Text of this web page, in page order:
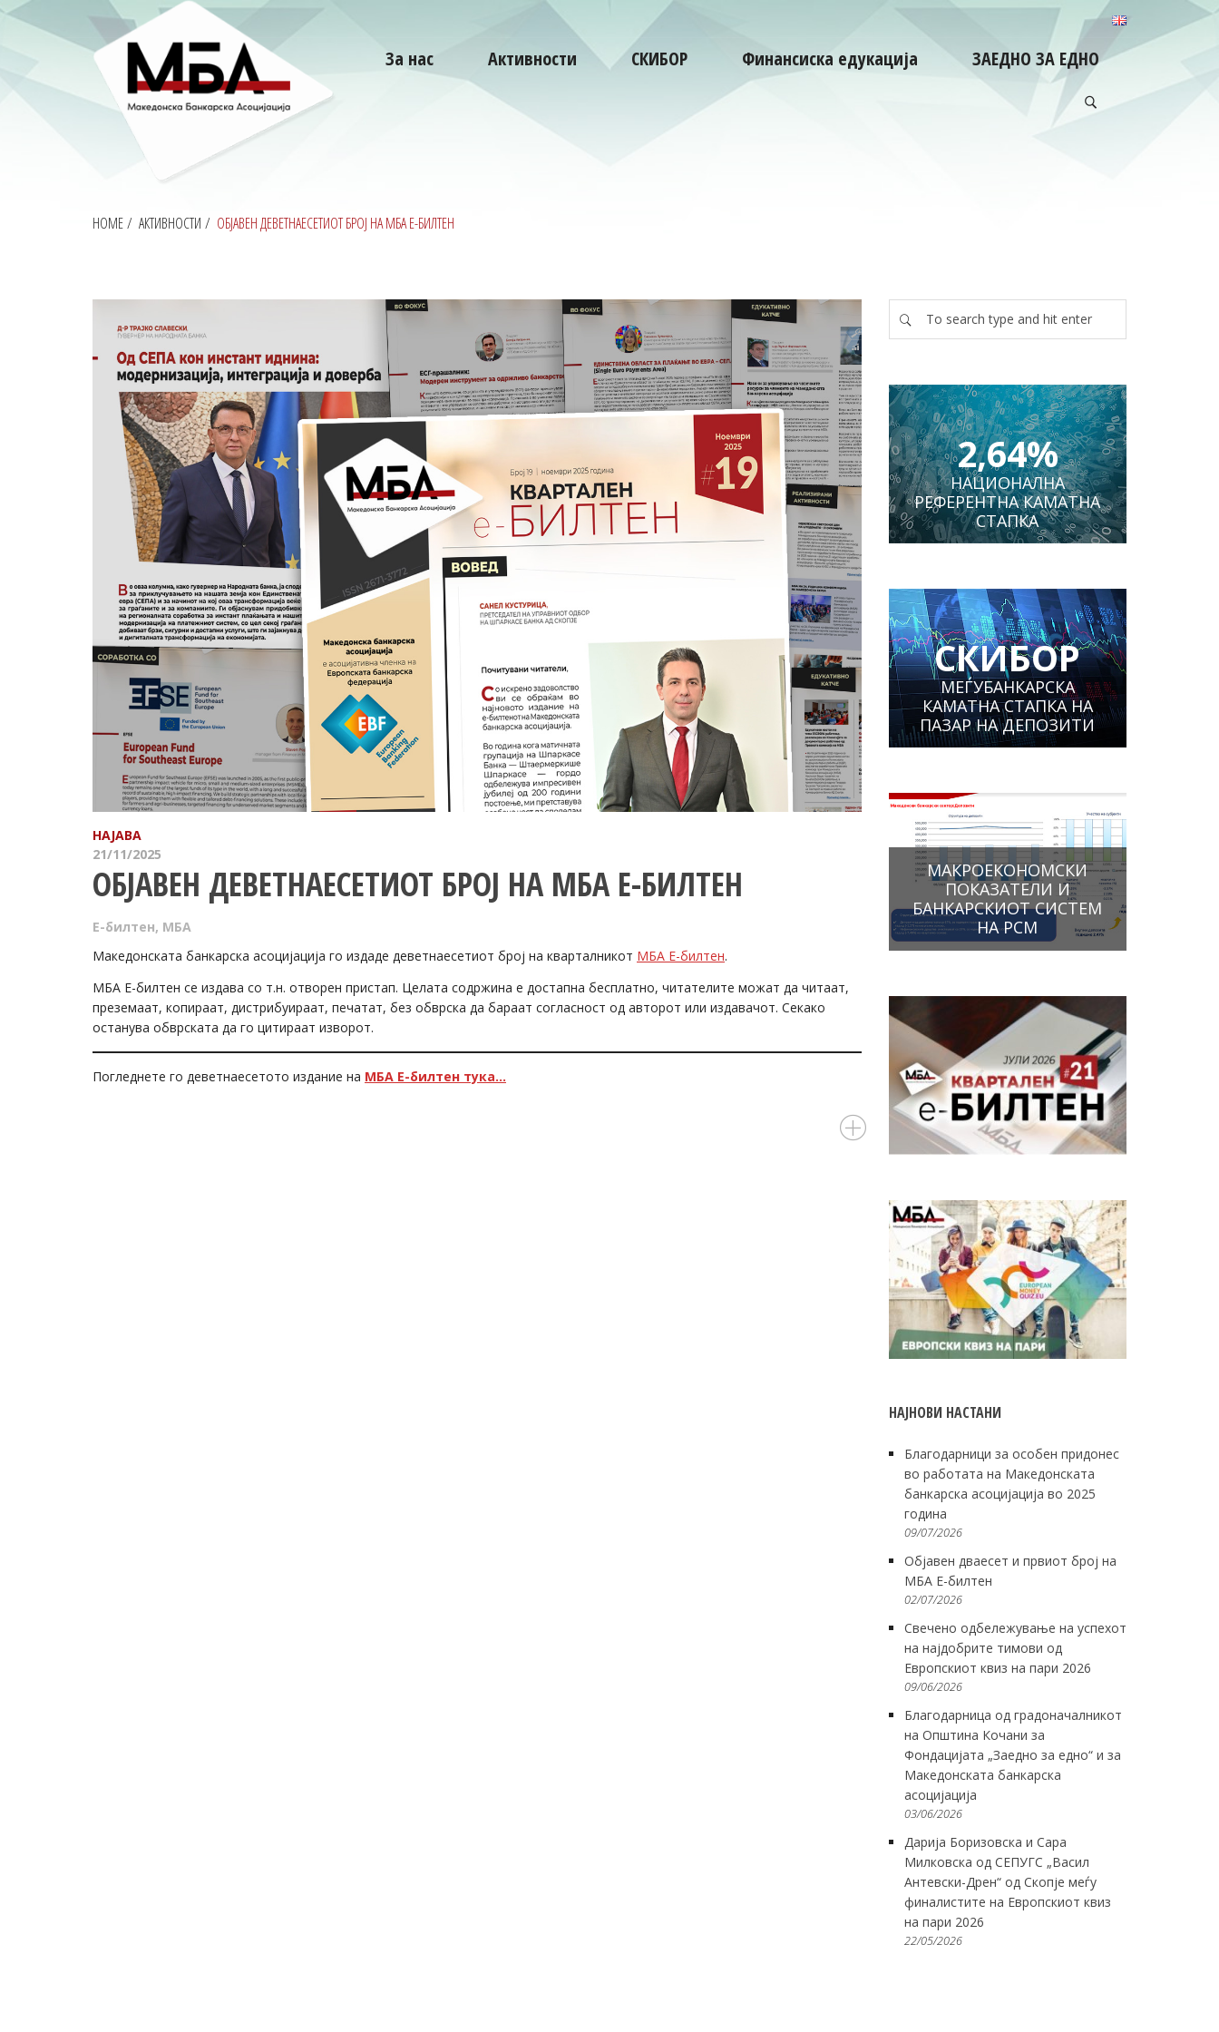
За нас Активности СКИБОР Финансиска едукација ЗАЕДНО ЗА ЕДНО
HOME/ АКТИВНОСТИ / ОБЈАВЕН ДЕВЕТНАЕСЕТИОТ БРОЈ НА МБА Е-БИЛТЕН
НАЈАВА
21/11/2025
ОБЈАВЕН ДЕВЕТНАЕСЕТИОТ БРОЈ НА МБА Е-БИЛТЕН
Е-билтен, МБА
Македонската банкарска асоцијација го издаде деветнаесетиот број на кварталникот МБА Е-билтен.
МБА Е-билтен се издава со т.н. отворен пристап. Целата содржина е достапна бесплатно, читателите можат да читаат,
преземаат, копираат, дистрибуираат, печатат, без обврска да бараат согласност од авторот или издавачот. Секако
останува обврската да го цитираат изворот.
Погледнете го деветнаесетото издание на МБА Е-билтен тука…
2,64%
НАЦИОНАЛНА
РЕФЕРЕНТНА КАМАТНА
СТАПКА
СКИБОР
МЕЃУБАНКАРСКА
КАМАТНА СТАПКА НА
ПАЗАР НА ДЕПОЗИТИ
МАКРОЕКОНОМСКИ
ПОКАЗАТЕЛИ И
БАНКАРСКИОТ СИСТЕМ
НА РСМ
НАЈНОВИ НАСТАНИ
Благодарници за особен придонес
во работата на Македонската
банкарска асоцијација во 2025
година
09/07/2026
Објавен дваесет и првиот број на
МБА Е-билтен
02/07/2026
Свечено одбележување на успехот
на најдобрите тимови од
Европскиот квиз на пари 2026
09/06/2026
Благодарница од градоначалникот
на Општина Кочани за
Фондацијата „Заедно за едно“ и за
Македонската банкарска
асоцијација
03/06/2026
Дарија Боризовска и Сара
Милковска од СЕПУГС „Васил
Антевски-Дрен“ од Скопје меѓу
финалистите на Европскиот квиз
на пари 2026
22/05/2026